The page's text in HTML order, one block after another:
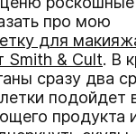
про мою
для
Smith & Cult. В
сразу два
подойдет
продукта